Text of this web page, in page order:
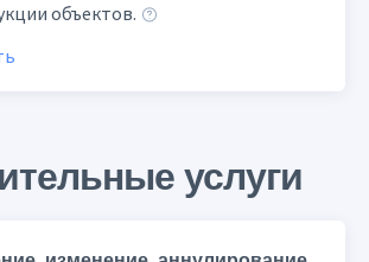
объектов.
услуги